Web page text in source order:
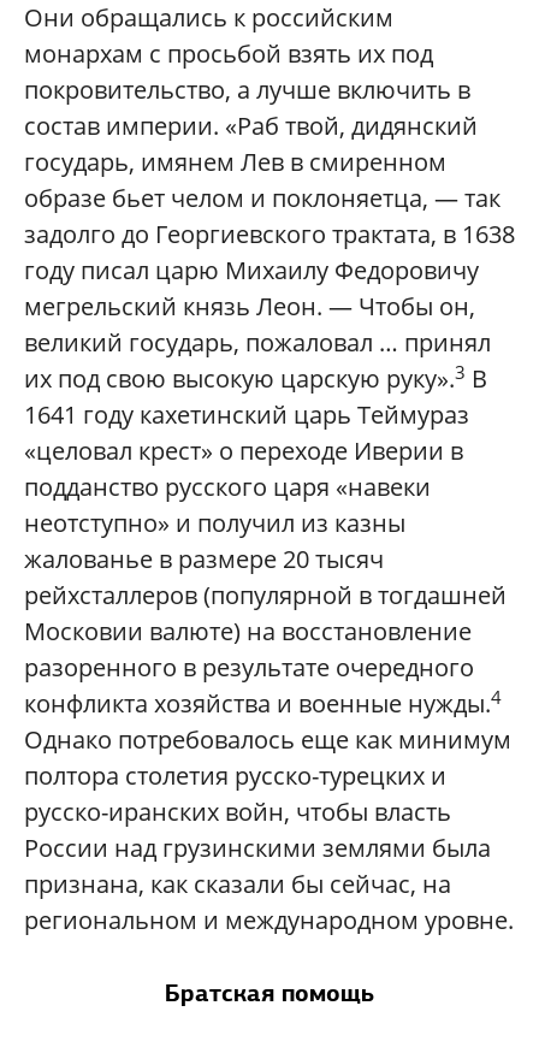
Они обращались к российским
монархам с просьбой взять их под
покровительство, а лучше включить в
состав империи. «Раб твой, дидянский
государь, имянем Лев в смиренном
образе бьет челом и поклоняетца, — так
задолго до Георгиевского трактата, в 1638
году писал царю Михаилу Федоровичу
мегрельский князь Леон. — Чтобы он,
великий государь, пожаловал … принял
их под свою высокую царскую руку».3 В
1641 году кахетинский царь Теймураз
«целовал крест» о переходе Иверии в
подданство русского царя «навеки
неотступно» и получил из казны
жалованье в размере 20 тысяч
рейхсталлеров (популярной в тогдашней
Московии валюте) на восстановление
разоренного в результате очередного
конфликта хозяйства и военные нужды.4
Однако потребовалось еще как минимум
полтора столетия русско-турецких и
русско-иранских войн, чтобы власть
России над грузинскими землями была
признана, как сказали бы сейчас, на
региональном и международном уровне.
Братская помощь